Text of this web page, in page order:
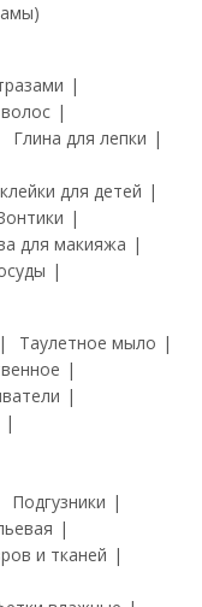
Глина для лепки
для детей
для макияжа
Таулетное мыло
Подгузники
и тканей